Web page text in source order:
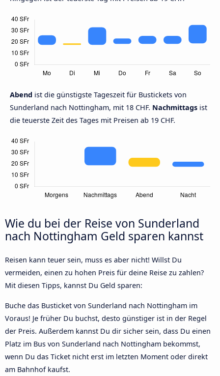
Abend ist die günstigste Tageszeit für Bustickets von
Sunderland nach Nottingham, mit 18 CHF. Nachmittags ist
die teuerste Zeit des Tages mit Preisen ab 19 CHF.
Wie du bei der Reise von Sunderland
nach Nottingham Geld sparen kannst
Reisen kann teuer sein, muss es aber nicht! Willst Du
vermeiden, einen zu hohen Preis für deine Reise zu zahlen?
Mit diesen Tipps, kannst Du Geld sparen:
Buche das Busticket von Sunderland nach Nottingham im
Voraus! Je früher Du buchst, desto günstiger ist in der Regel
der Preis. Außerdem kannst Du dir sicher sein, dass Du einen
Platz im Bus von Sunderland nach Nottingham bekommst,
wenn Du das Ticket nicht erst im letzten Moment oder direkt
am Bahnhof kaufst.